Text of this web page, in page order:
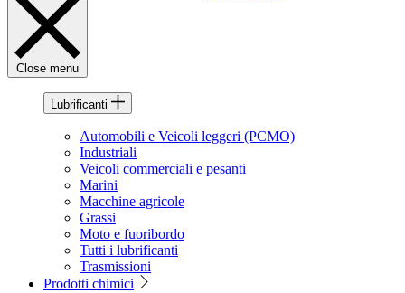
Close menu
Lubrificanti
Automobili e Veicoli leggeri (PCMO)
Industriali
Veicoli commerciali e pesanti
Marini
Macchine agricole
Grassi
Moto e fuoribordo
Tutti i lubrificanti
Trasmissioni
Prodotti chimici